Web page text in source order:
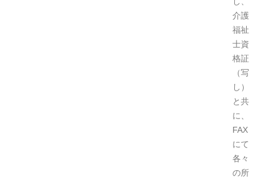
介護
福祉
士資
格証
（写
し）
と共
に、
FAX
にて
各々
の所